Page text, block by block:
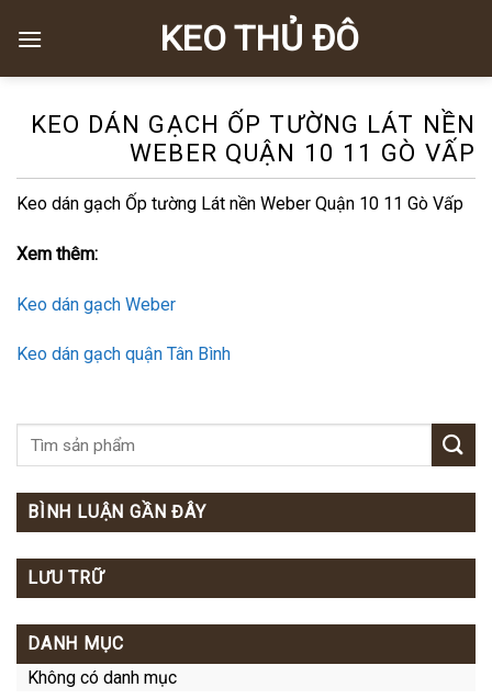
KEO THỦ ĐÔ
KEO DÁN GẠCH ỐP TƯỜNG LÁT NỀN
WEBER QUẬN 10 11 GÒ VẤP
Keo dán gạch Ốp tường Lát nền Weber Quận 10 11 Gò Vấp
Xem thêm:
Keo dán gạch Weber
Keo dán gạch quận Tân Bình
BÌNH LUẬN GẦN ĐÂY
LƯU TRỮ
DANH MỤC
Không có danh mục